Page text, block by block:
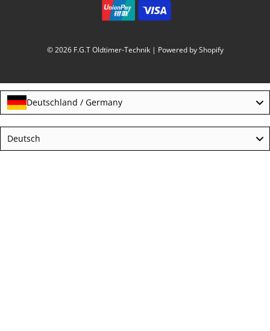
© 2026 F.G.T Oldtimer-Technik| Powered by Shopify
Deutschland / Germany
Deutsch